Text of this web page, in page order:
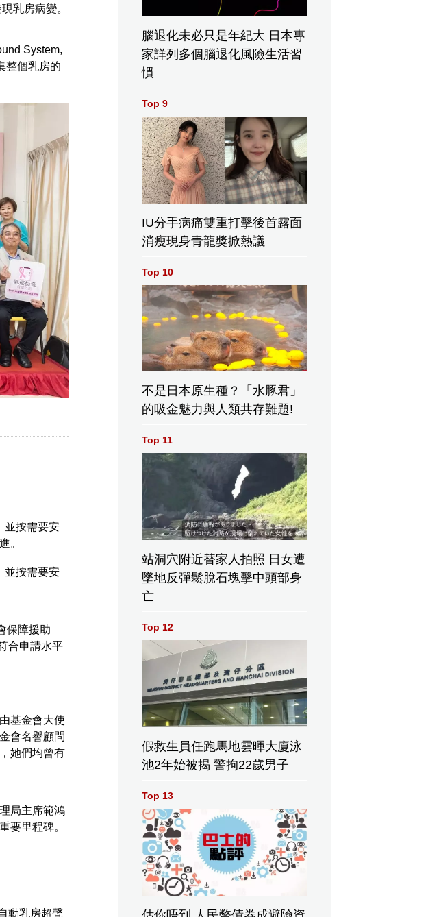
乳房病變。
System,
整個乳房的
並按需要安
。
並按需要安
保障援助
合申請水平
基金會大使
會名譽顧問
她們均曾有
局主席範鴻
要里程碑。
動乳房超聲
腦退化未必只是年紀大 日本專
家詳列多個腦退化風險生活習
慣
Top 9
IU分手病痛雙重打擊後首露面
消瘦現身青龍獎掀熱議
Top 10
不是日本原生種？「水豚君」
的吸金魅力與人類共存難題!
Top 11
站洞穴附近替家人拍照 日女遭
墜地反彈鬆脫石塊擊中頭部身
亡
Top 12
假救生員任跑馬地雲暉大廈泳
池2年始被揭 警拘22歲男子
Top 13